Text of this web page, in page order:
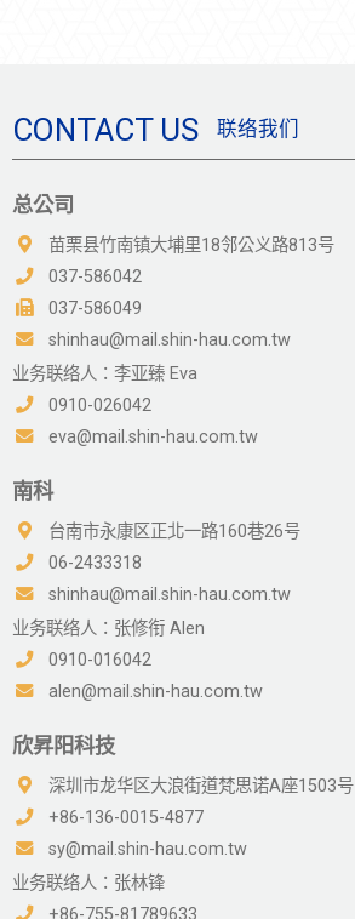
CONTACT US 联络我们
总公司
苗栗县竹南镇大埔里18邻公义路813号
037-586042
037-586049
shinhau@mail.shin-hau.com.tw
业务联络人：李亚臻 Eva
0910-026042
eva@mail.shin-hau.com.tw
南科
台南市永康区正北一路160巷26号
06-2433318
shinhau@mail.shin-hau.com.tw
业务联络人：张修衔 Alen
0910-016042
alen@mail.shin-hau.com.tw
欣昇阳科技
深圳市龙华区大浪街道梵思诺A座1503号
+86-136-0015-4877
sy@mail.shin-hau.com.tw
业务联络人：张林锋
+86-755-81789633